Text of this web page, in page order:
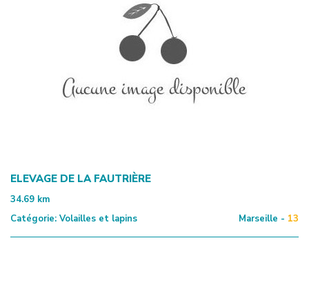
ELEVAGE DE LA FAUTRIÈRE
34.69 km
Catégorie: Volailles et lapins Marseille - 13